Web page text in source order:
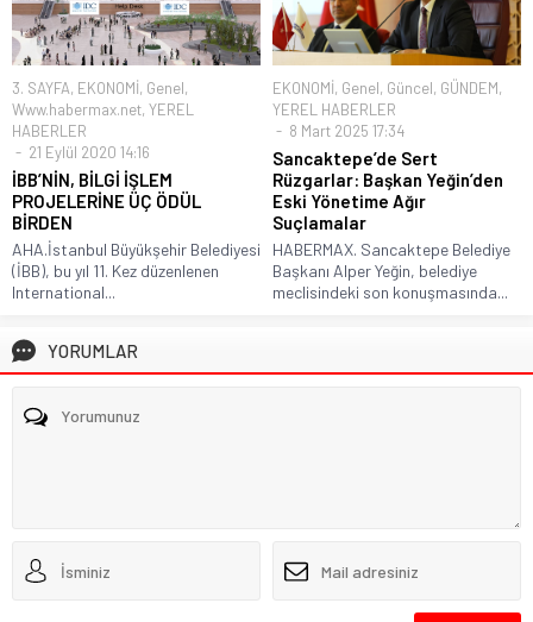
3. SAYFA, EKONOMİ, Genel,
Www.habermax.net, YEREL
HABERLER
21 Eylül 2020 14:16
İBB’NİN, BİLGİ İŞLEM
PROJELERİNE ÜÇ ÖDÜL
BİRDEN
AHA.İstanbul Büyükşehir Belediyesi
(İBB), bu yıl 11. Kez düzenlenen
International...
EKONOMİ, Genel, Güncel, GÜNDEM,
YEREL HABERLER
8 Mart 2025 17:34
Sancaktepe’de Sert
Rüzgarlar: Başkan Yeğin’den
Eski Yönetime Ağır
Suçlamalar
HABERMAX. Sancaktepe Belediye
Başkanı Alper Yeğin, belediye
meclisindeki son konuşmasında...
YORUMLAR